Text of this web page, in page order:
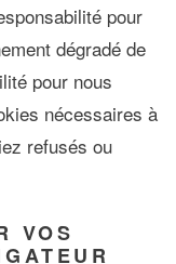
pour
dégradé de
pour nous
nécessaires à
refusés ou
VOS